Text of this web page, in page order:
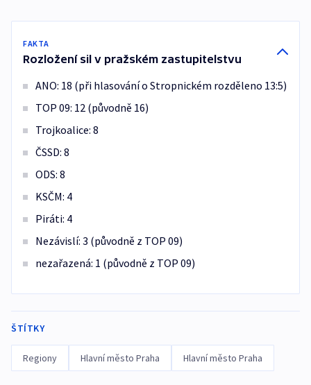
FAKTA
Rozložení sil v pražském zastupitelstvu
ANO: 18 (při hlasování o Stropnickém rozděleno 13:5)
TOP 09: 12 (původně 16)
Trojkoalice: 8
ČSSD: 8
ODS: 8
KSČM: 4
Piráti: 4
Nezávislí: 3 (původně z TOP 09)
nezařazená: 1 (původně z TOP 09)
ŠTÍTKY
Regiony Hlavní město Praha Hlavní město Praha